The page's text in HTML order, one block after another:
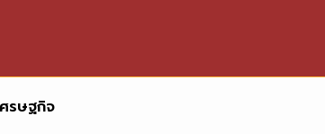
ศรษฐกิจ